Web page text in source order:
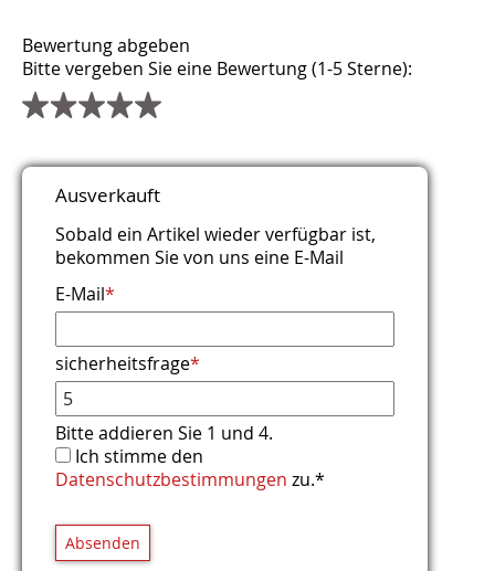
Bewertung abgeben
Bitte vergeben Sie eine Bewertung (1-5 Sterne):
Ausverkauft
Sobald ein Artikel wieder verfügbar ist,
bekommen Sie von uns eine E-Mail
E-Mail*
sicherheitsfrage*
Bitte addieren Sie 1 und 4.
Ich stimme den
Datenschutzbestimmungen zu.*
Absenden